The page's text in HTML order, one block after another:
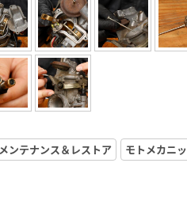
メンテナンス＆レストア モトメカニ